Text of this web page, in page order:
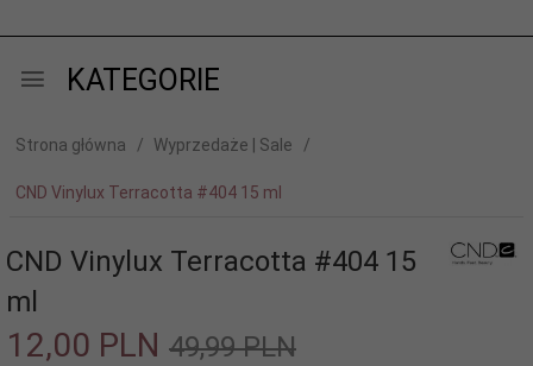
KATEGORIE
Strona główna Wyprzedaże | Sale
CND Vinylux Terracotta #404 15 ml
CND Vinylux Terracotta #404 15
ml
12,00 PLN 49,99 PLN